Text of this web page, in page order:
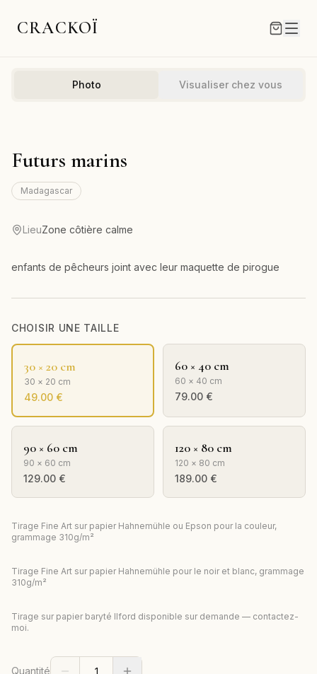
CRACKOÏ
Photo Visualiser chez vous
Futurs marins
Madagascar
LieuZone côtière calme
enfants de pêcheurs joint avec leur maquette de pirogue
CHOISIR UNE TAILLE
30 × 20 cm
30 × 20 cm
49.00 €
60 × 40 cm
60 × 40 cm
79.00 €
90 × 60 cm
90 × 60 cm
129.00 €
120 × 80 cm
120 × 80 cm
189.00 €
Tirage Fine Art sur papier Hahnemühle ou Epson pour la couleur,
grammage 310g/m²
Tirage Fine Art sur papier Hahnemühle pour le noir et blanc, grammage
310g/m²
Tirage sur papier baryté Ilford disponible sur demande — contactez-
moi.
Quantité